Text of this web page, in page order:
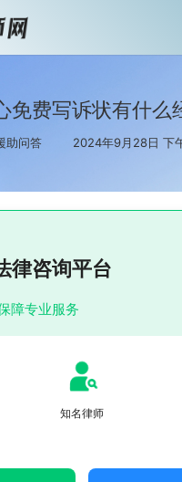
免费写诉状有什么
助问答 2024年9月28日 下
律咨询平台
障专业服务
知名律师